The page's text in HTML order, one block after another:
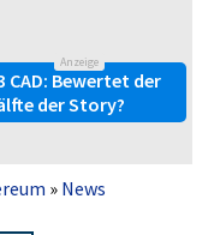
Anzeige
CAD: Bewertet der
der Story?
» News